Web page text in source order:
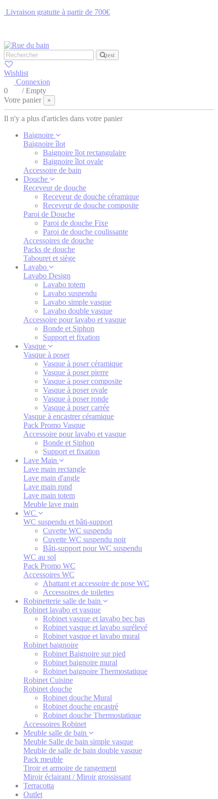
Livraison gratuite à partir de 700€
test
Wishlist
Connexion
0
/Empty
Votre panier
×
Il n'y a plus d'articles dans votre panier
Baignoire
Baignoire îlot
Baignoire îlot rectangulaire
Baignoire îlot ovale
Accessoire de bain
Douche
Receveur de douche
Receveur de douche céramique
Receveur de douche composite
Paroi de Douche
Paroi de douche Fixe
Paroi de douche coulissante
Accessoires de douche
Packs de douche
Tabouret et siège
Lavabo
Lavabo Design
Lavabo totem
Lavabo suspendu
Lavabo simple vasque
Lavabo double vasque
Accessoire pour lavabo et vasque
Bonde et Siphon
Support et fixation
Vasque
Vasque à poser
Vasque à poser céramique
Vasque à poser pierre
Vasque à poser composite
Vasque à poser ovale
Vasque à poser ronde
Vasque à poser carrée
Vasque à encastrer céramique
Pack Promo Vasque
Accessoire pour lavabo et vasque
Bonde et Siphon
Support et fixation
Lave Main
Lave main rectangle
Lave main d'angle
Lave main rond
Lave main totem
Meuble lave main
WC
WC suspendu et bâti-support
Cuvette WC suspendu
Cuvette WC suspendu noir
Bâti-support pour WC suspendu
WC au sol
Pack Promo WC
Accessoires WC
Abattant et accessoire de pose WC
Accessoires de toilettes
Robinetterie salle de bain
Robinet lavabo et vasque
Robinet vasque et lavabo bec bas
Robinet vasque et lavabo surélevé
Robinet vasque et lavabo mural
Robinet baignoire
Robinet Baignoire sur pied
Robinet baignoire mural
Robinet baignoire Thermostatique
Robinet Cuisine
Robinet douche
Robinet douche Mural
Robinet douche encastré
Robinet douche Thermostatique
Accessoires Robinet
Meuble salle de bain
Meuble Salle de bain simple vasque
Meuble de salle de bain double vasque
Pack meuble
Tiroir et armoire de rangement
Miroir éclairant / Miroir grossissant
Terracotta
Outlet